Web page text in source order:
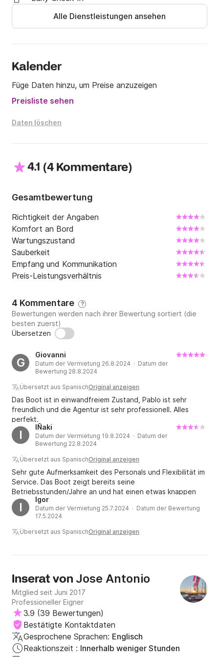
Übersetzt mit (kostenlose Version)
Alle Dienstleistungen ansehen
Kalender
Füge Daten hinzu, um Preise anzuzeigen
Preisliste sehen
Daten löschen
4.1 (4 Kommentare)
Gesamtbewertung
Richtigkeit der Angaben
Komfort an Bord
Wartungszustand
Sauberkeit
Empfang und Kommunikation
Preis-Leistungsverhältnis
4 Kommentare ?
Bewertungen werden nach ihrer Bewertung sortiert (die
besten zuerst)
Übersetzen
G
Giovanni
Datum der Vermietung 26.8.2024 · Datum der
Bewertung 28.8.2024
Übersetzt aus SpanischOriginal anzeigen
Das Boot ist in einwandfreiem Zustand, Pablo ist sehr
freundlich und die Agentur ist sehr professionell. Alles
perfekt.
I
IÑaki
Datum der Vermietung 19.8.2024 · Datum der
Bewertung 22.8.2024
Übersetzt aus SpanischOriginal anzeigen
Sehr gute Aufmerksamkeit des Personals und Flexibilität im
Service. Das Boot zeigt bereits seine
Betriebsstunden/Jahre an und hat einen etwas knappen
Lebenslauf, aber es ist gut gewartet und läuft auf jeden
Fall gut.
I
Igor
Datum der Vermietung 25.7.2024 · Datum der Bewertung
17.5.2024
Übersetzt aus SpanischOriginal anzeigen
Inserat von Jose Antonio
Mitglied seit Juni 2017
Professioneller Eigner
3.9 (39 Bewertungen)
Bestätigte Kontaktdaten
Gesprochene Sprachen: Englisch
Reaktionszeit : Innerhalb weniger Stunden